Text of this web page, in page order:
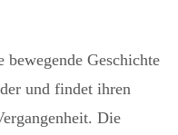
Geschichte
und findet ihren
Die